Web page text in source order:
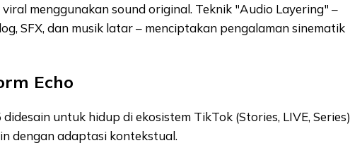
menggunakan sound original. Teknik "Audio Layering" –
SFX, dan musik latar – menciptakan pengalaman sinematik
Echo
untuk hidup di ekosistem TikTok (Stories, LIVE, Series)
dengan adaptasi kontekstual.